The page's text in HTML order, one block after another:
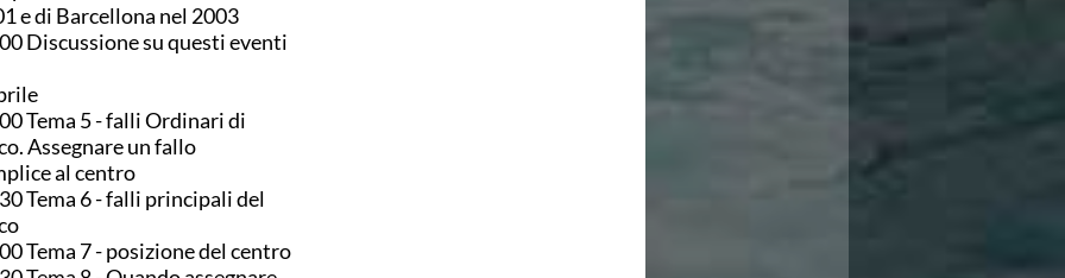
e di Barcellona nel 2003
Discussione su questi eventi
Tema 5 - falli Ordinari di
Assegnare un fallo
al centro
Tema 6 - falli principali del
Tema 7 - posizione del centro